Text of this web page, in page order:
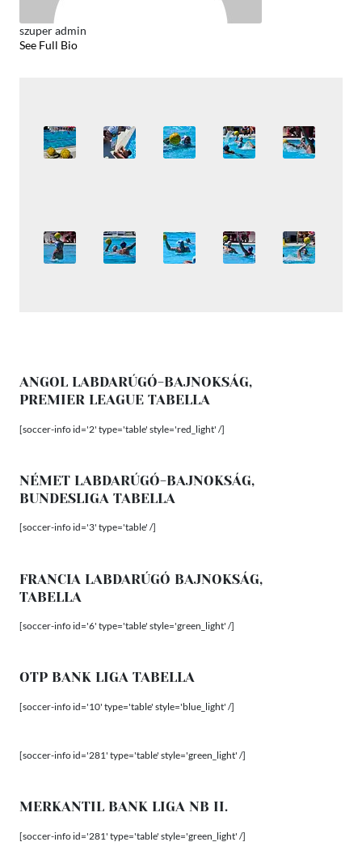
szuper admin
See Full Bio
ANGOL LABDARÚGÓ-BAJNOKSÁG,
PREMIER LEAGUE TABELLA
[soccer-info id='2' type='table' style='red_light' /]
NÉMET LABDARÚGÓ-BAJNOKSÁG,
BUNDESLIGA TABELLA
[soccer-info id='3' type='table' /]
FRANCIA LABDARÚGÓ BAJNOKSÁG,
TABELLA
[soccer-info id='6' type='table' style='green_light' /]
OTP BANK LIGA TABELLA
[soccer-info id='10' type='table' style='blue_light' /]
[soccer-info id='281' type='table' style='green_light' /]
MERKANTIL BANK LIGA NB II.
[soccer-info id='281' type='table' style='green_light' /]